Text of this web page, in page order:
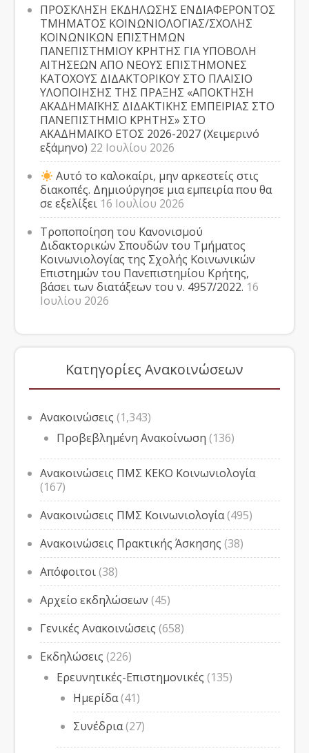
ΠΡΟΣΚΛΗΣΗ ΕΚΔΗΛΩΣΗΣ ΕΝΔΙΑΦΕΡΟΝΤΟΣ
ΤΜΗΜΑΤΟΣ ΚΟΙΝΩΝΙΟΛΟΓΙΑΣ/ΣΧΟΛΗΣ
ΚΟΙΝΩΝΙΚΩΝ ΕΠΙΣΤΗΜΩΝ
ΠΑΝΕΠΙΣΤΗΜΙΟΥ ΚΡΗΤΗΣ ΓΙΑ ΥΠΟΒΟΛΗ
ΑΙΤΗΣΕΩΝ ΑΠΟ ΝΕΟΥΣ ΕΠΙΣΤΗΜΟΝΕΣ
ΚΑΤΟΧΟΥΣ ΔΙΔΑΚΤΟΡΙΚΟΥ ΣΤΟ ΠΛΑΙΣΙΟ
ΥΛΟΠΟΙΗΣΗΣ ΤΗΣ ΠΡΑΞΗΣ «ΑΠΟΚΤΗΣΗ
ΑΚΑΔΗΜΑΪΚΗΣ ΔΙΔΑΚΤΙΚΗΣ ΕΜΠΕΙΡΙΑΣ ΣΤΟ
ΠΑΝΕΠΙΣΤΗΜΙΟ ΚΡΗΤΗΣ» ΣΤΟ
ΑΚΑΔΗΜΑΪΚΟ ΕΤΟΣ 2026-2027 (Χειμερινό
εξάμηνο) 22 Ιουλίου 2026
Αυτό το καλοκαίρι, μην αρκεστείς στις
διακοπές. Δημιούργησε μια εμπειρία που θα
σε εξελίξει 16 Ιουλίου 2026
Τροποποίηση του Κανονισμού
Διδακτορικών Σπουδών του Τμήματος
Κοινωνιολογίας της Σχολής Κοινωνικών
Επιστημών του Πανεπιστημίου Κρήτης,
βάσει των διατάξεων του ν. 4957/2022. 16
Ιουλίου 2026
Κατηγορίες Ανακοινώσεων
Ανακοινώσεις (1,343)
Προβεβλημένη Ανακοίνωση (136)
Ανακοινώσεις ΠΜΣ ΚΕΚΟ Κοινωνιολογία
(167)
Ανακοινώσεις ΠΜΣ Κοινωνιολογία(495)
Ανακοινώσεις Πρακτικής Άσκησης (38)
Απόφοιτοι(38)
Αρχείο εκδηλώσεων (45)
Γενικές Ανακοινώσεις (658)
Εκδηλώσεις (226)
Ερευνητικές-Επιστημονικές (135)
Ημερίδα(41)
Συνέδρια(27)